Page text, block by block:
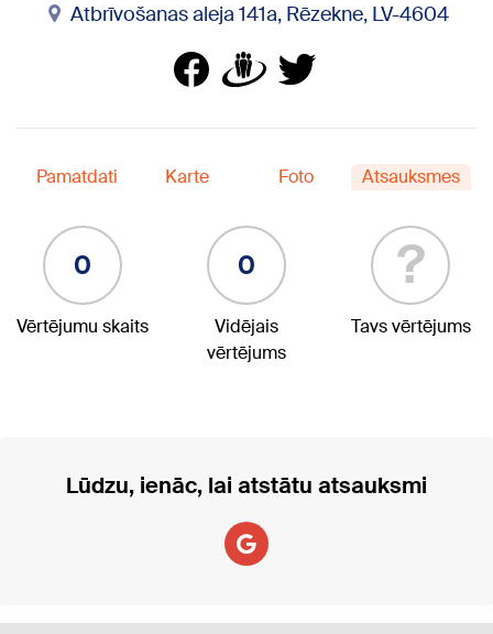
Atbrīvošanas aleja 141a, Rēzekne, LV-4604
Pamatdati Karte Foto Atsauksmes
0
Vērtējumu skaits
0
Vidējais
vērtējums
?
Tavs vērtējums
Lūdzu, ienāc, lai atstātu atsauksmi